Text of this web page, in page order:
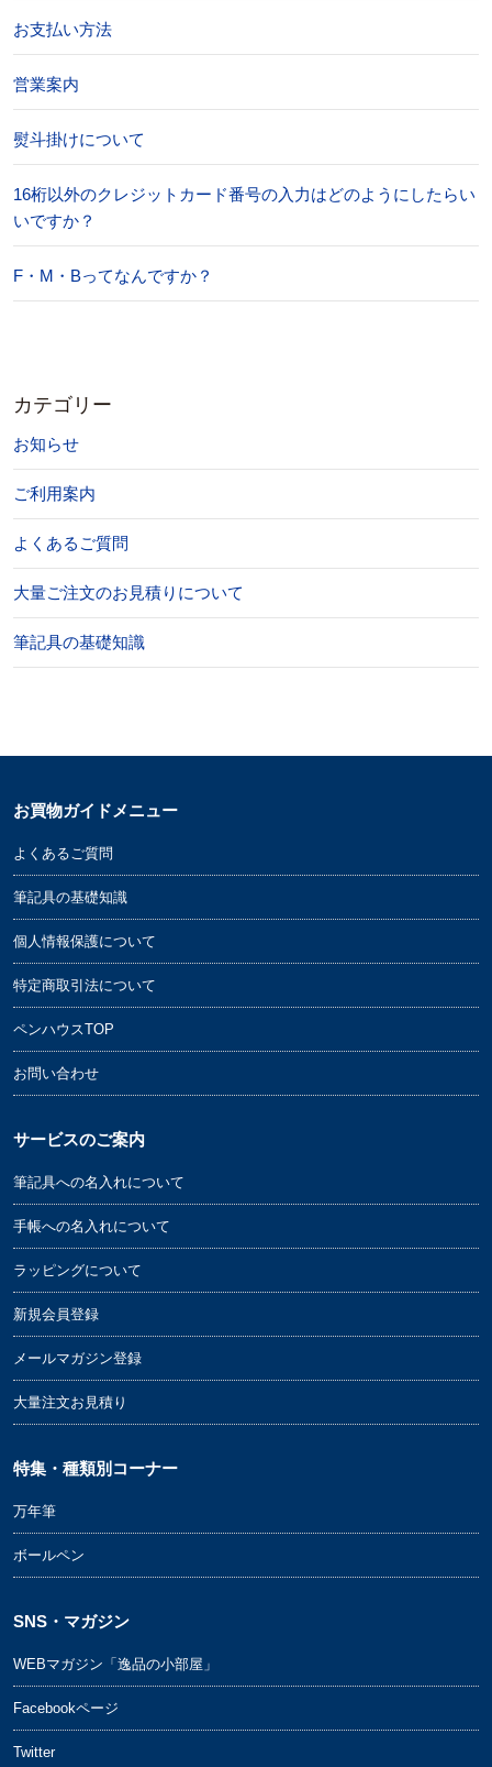
お支払い方法
営業案内
熨斗掛けについて
16桁以外のクレジットカード番号の入力はどのようにしたらい
いですか？
F・M・Bってなんですか？
カテゴリー
お知らせ
ご利用案内
よくあるご質問
大量ご注文のお見積りについて
筆記具の基礎知識
お買物ガイドメニュー
よくあるご質問
筆記具の基礎知識
個人情報保護について
特定商取引法について
ペンハウスTOP
お問い合わせ
サービスのご案内
筆記具への名入れについて
手帳への名入れについて
ラッピングについて
新規会員登録
メールマガジン登録
大量注文お見積り
特集・種類別コーナー
万年筆
ボールペン
SNS・マガジン
WEBマガジン「逸品の小部屋」
Facebookページ
Twitter